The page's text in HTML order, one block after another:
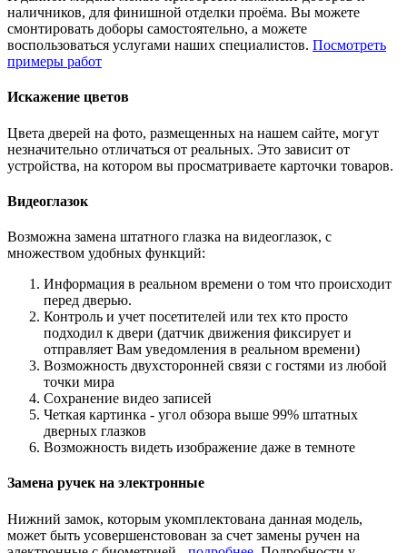
наличников, для финишной отделки проёма. Вы можете
смонтировать доборы самостоятельно, а можете
воспользоваться услугами наших специалистов. Посмотреть
примеры работ
Искажение цветов
Цвета дверей на фото, размещенных на нашем сайте, могут
незначительно отличаться от реальных. Это зависит от
устройства, на котором вы просматриваете карточки товаров.
Видеоглазок
Возможна замена штатного глазка на видеоглазок, с
множеством удобных функций:
Информация в реальном времени о том что происходит
перед дверью.
Контроль и учет посетителей или тех кто просто
подходил к двери (датчик движения фиксирует и
отправляет Вам уведомления в реальном времени)
Возможность двухсторонней связи с гостями из любой
точки мира
Сохранение видео записей
Четкая картинка - угол обзора выше 99% штатных
дверных глазков
Возможность видеть изображение даже в темноте
Замена ручек на электронные
Нижний замок, которым укомплектована данная модель,
может быть усовершенстовован за счет замены ручен на